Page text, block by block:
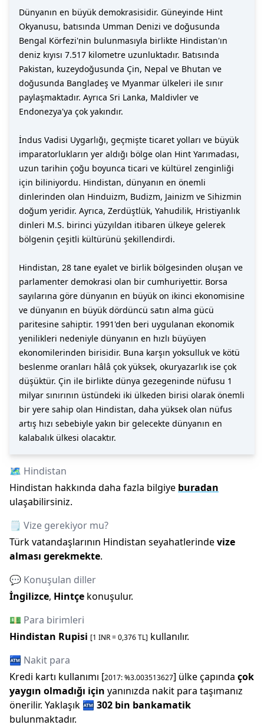
Dünyanın en büyük demokrasisidir. Güneyinde Hint
Okyanusu, batısında Umman Denizi ve doğusunda
Bengal Körfezi'nin bulunmasıyla birlikte Hindistan'ın
deniz kıyısı 7.517 kilometre uzunluktadır. Batısında
Pakistan, kuzeydoğusunda Çin, Nepal ve Bhutan ve
doğusunda Bangladeş ve Myanmar ülkeleri ile sınır
paylaşmaktadır. Ayrıca Sri Lanka, Maldivler ve
Endonezya'ya çok yakındır.
İndus Vadisi Uygarlığı, geçmişte ticaret yolları ve büyük
imparatorlukların yer aldığı bölge olan Hint Yarımadası,
uzun tarihin çoğu boyunca ticari ve kültürel zenginliği
için biliniyordu. Hindistan, dünyanın en önemli
dinlerinden olan Hinduizm, Budizm, Jainizm ve Sihizmin
doğum yeridir. Ayrıca, Zerdüştlük, Yahudilik, Hristiyanlık
dinleri M.S. birinci yüzyıldan itibaren ülkeye gelerek
bölgenin çeşitli kültürünü şekillendirdi.
Hindistan, 28 tane eyalet ve birlik bölgesinden oluşan ve
parlamenter demokrasi olan bir cumhuriyettir. Borsa
sayılarına göre dünyanın en büyük on ikinci ekonomisine
ve dünyanın en büyük dördüncü satın alma gücü
paritesine sahiptir. 1991'den beri uygulanan ekonomik
yenilikleri nedeniyle dünyanın en hızlı büyüyen
ekonomilerinden birisidir. Buna karşın yoksulluk ve kötü
beslenme oranları hâlâ çok yüksek, okuryazarlık ise çok
düşüktür. Çin ile birlikte dünya gezegeninde nüfusu 1
milyar sınırının üstündeki iki ülkeden birisi olarak önemli
bir yere sahip olan Hindistan, daha yüksek olan nüfus
artış hızı sebebiyle yakın bir gelecekte dünyanın en
kalabalık ülkesi olacaktır.
🗺️ Hindistan
Hindistan hakkında daha fazla bilgiye buradan
ulaşabilirsiniz.
🗒️ Vize gerekiyor mu?
Türk vatandaşlarının Hindistan seyahatlerindevize
alması gerekmekte.
💬 Konuşulan diller
İngilizce, Hintçe konuşulur.
💵 Para birimleri
Hindistan Rupisi [1 INR=0,376TL] kullanılır.
🏧 Nakit para
Kredi kartı kullanımı [2017: %3.003513627] ülke çapında çok
yaygın olmadığı için yanınızda nakit para taşımanız
önerilir. Yaklaşık 🏧 302 bin bankamatik
bulunmaktadır.